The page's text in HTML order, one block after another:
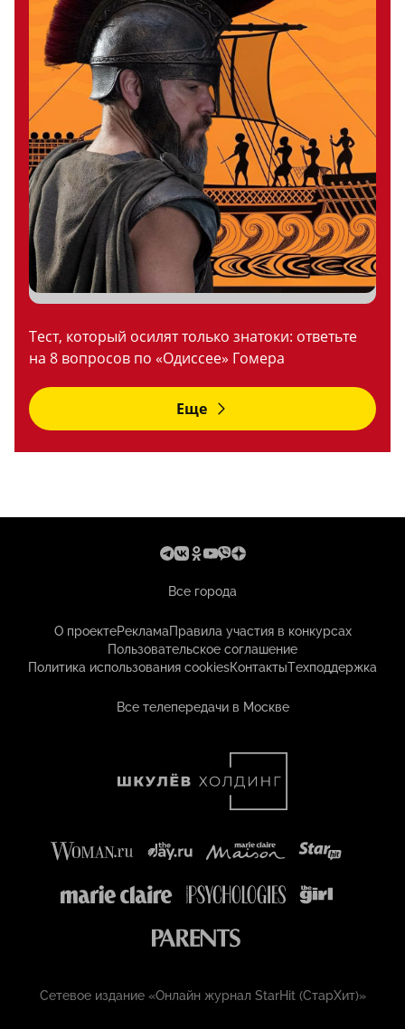
Тест, который осилят только знатоки: ответьте
на 8 вопросов по «Одиссее» Гомера
Еще
Все города
О проектеРекламаПравила участия в конкурсах
Пользовательское соглашение
Политика использования cookiesКонтактыТехподдержка
Все телепередачи в Москве
Сетевое издание «Онлайн журнал StarHit (СтарХит)»